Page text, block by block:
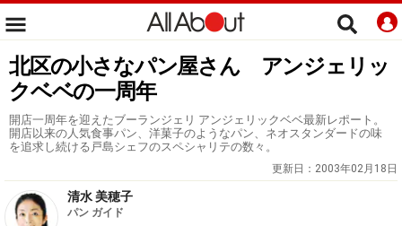
北区の小さなパン屋さん アンジェリッ
クベベの一周年
開店一周年を迎えたブーランジェリ アンジェリックベベ最新レポート。
開店以来の人気食事パン、洋菓子のようなパン、ネオスタンダードの味
を追求し続ける戸島シェフのスペシャリテの数々。
更新日： 2003年02月18日
清水 美穂子
パン ガイド